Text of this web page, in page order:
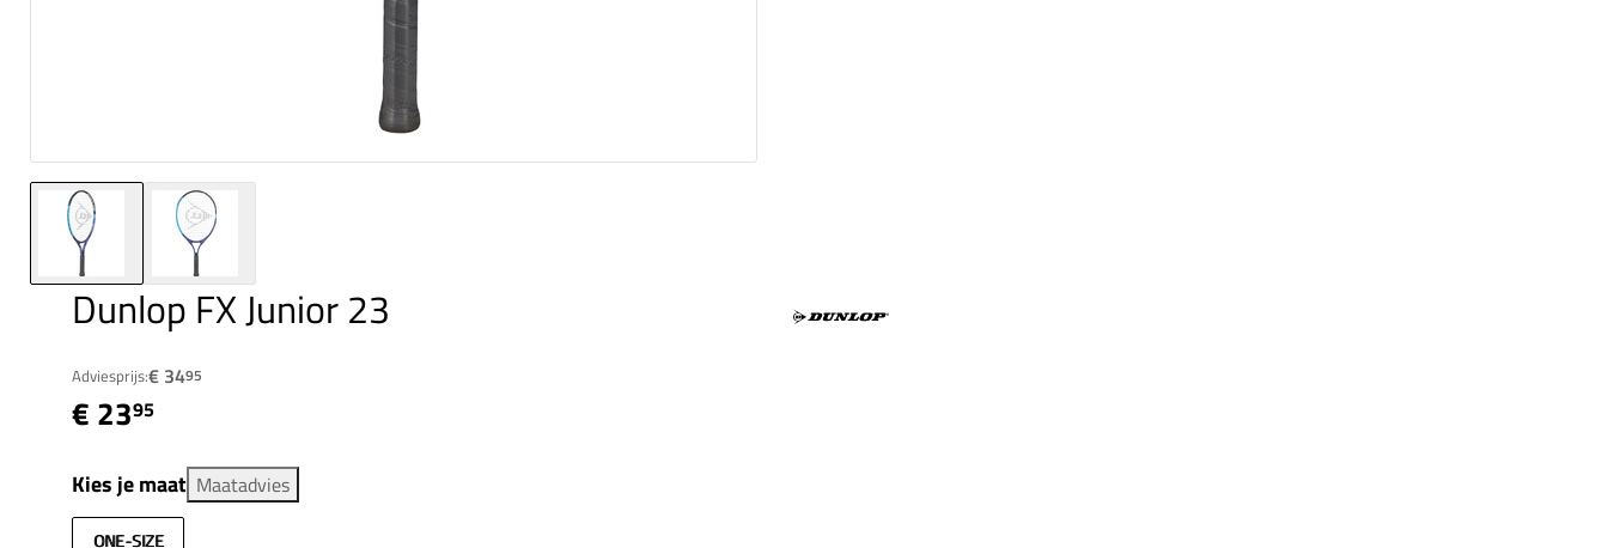
Dunlop FX Junior 23
Adviesprijs:€ 3495
€ 2395
Kies je maat Maatadvies
ONE-SIZE